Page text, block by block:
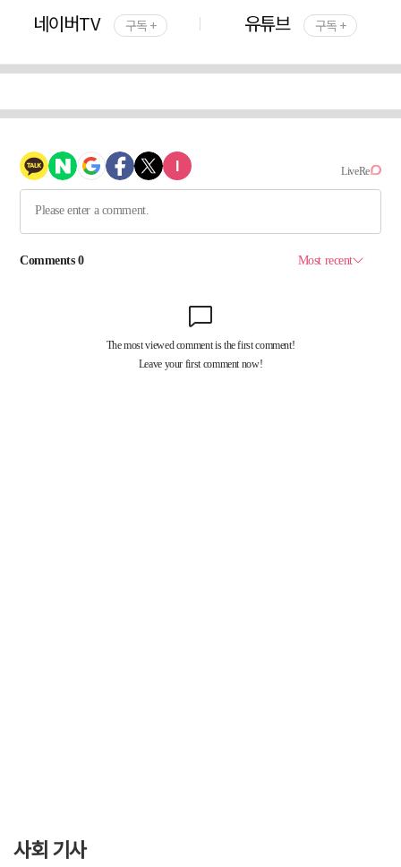
네이버TV 구독 + 유튜브 구독 +
사회 기사